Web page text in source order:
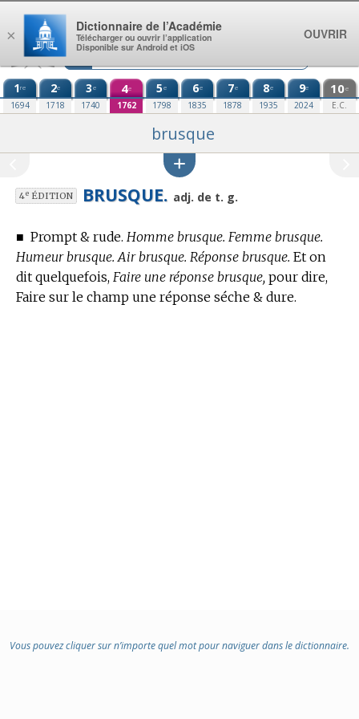
Aller au contenu
1re
1694
2e
1718
3e
1740
4e
1762
5e
1798
6e
1835
7e
1878
8e
1935
9e
2024
10e
E.C.
brusque
4eÉDITION BRUSQUE. adj. de t. g.
■ Prompt & rude. Homme brusque. Femme brusque.
Humeur brusque. Air brusque. Réponse brusque. Et on
dit quelquefois, Faire une réponse brusque, pour dire,
Faire sur le champ une réponse séche & dure.
Vous pouvez cliquer sur n’importe quel mot pour naviguer dans le dictionnaire.
×
Dictionnaire de l’Académie
Télécharger ou ouvrir l’application
Disponible sur Android et iOS
OUVRIR